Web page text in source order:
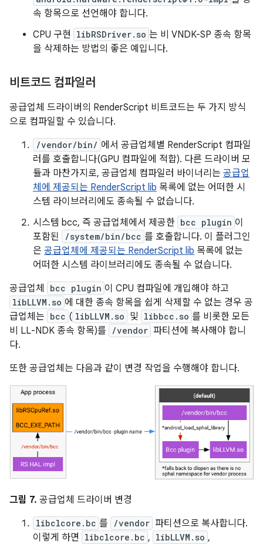
속 항목으로 선언해야 합니다.
CPU 구현
libRSDriver.so 는 비 VNDK-SP 종속 항목
을 삭제하는 방법의 좋은 예입니다.
비트코드 컴파일러
공급업체 드라이버의 RenderScript 비트코드는 두 가지 방식
으로 컴파일할 수 있습니다.
/vendor/bin/ 에서 공급업체별 RenderScript 컴파일
러를 호출합니다(GPU 컴파일에 적합). 다른 드라이버 모
듈과 마찬가지로, 공급업체 컴파일러 바이너리는 공급업
체에 제공되는 RenderScript lib 목록에 없는 어떠한 시
스템 라이브러리에도 종속될 수 없습니다.
시스템 bcc, 즉 공급업체에서 제공한 bcc plugin 이
포함된
/system/bin/bcc 를 호출합니다. 이 플러그인
은 공급업체에 제공되는 RenderScript lib 목록에 없는
어떠한 시스템 라이브러리에도 종속될 수 없습니다.
공급업체
bcc plugin 이 CPU 컴파일에 개입해야 하고
libLLVM.so 에 대한 종속 항목을 쉽게 삭제할 수 없는 경우 공
급업체는 bcc ( libLLVM.so 및 libbcc.so 를 비롯한 모든
비 LL-NDK 종속 항목)를
/vendor 파티션에 복사해야 합니
다.
또한 공급업체는 다음과 같이 변경 작업을 수행해야 합니다.
그림 7. 공급업체 드라이버 변경
libclcore.bc 를 /vendor 파티션으로 복사합니다.
이렇게 하면
libclcore.bc , libLLVM.so ,